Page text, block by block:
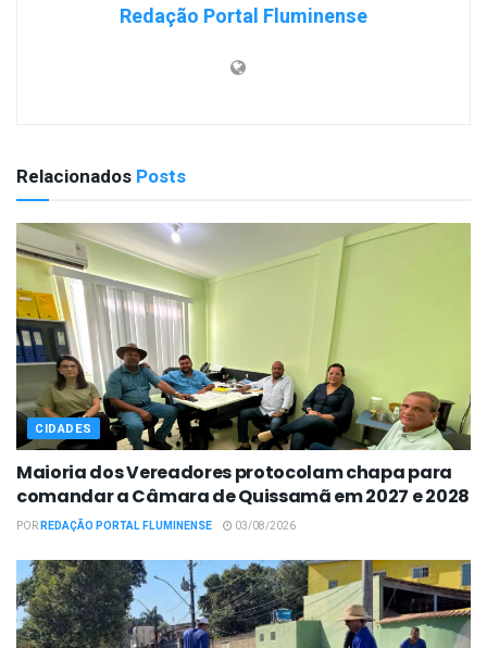
Redação Portal Fluminense
Relacionados Posts
CIDADES
Maioria dos Vereadores protocolam chapa para
comandar a Câmara de Quissamã em 2027 e 2028
PORREDAÇÃO PORTAL FLUMINENSE 03/08/2026